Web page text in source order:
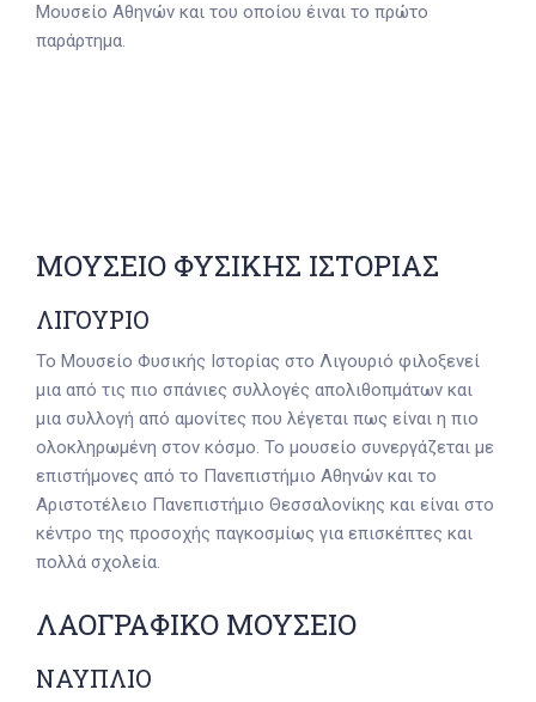
Μουσείο Αθηνών και του οποίου έιναι το πρώτο
παράρτημα.
ΜΟΥΣΕΙΟ ΦΥΣΙΚΗΣ ΙΣΤΟΡΙΑΣ
ΛΙΓΟΥΡΙΟ
Το Μουσείο Φυσικής Ιστορίας στο Λιγουριό φιλοξενεί
μια από τις πιο σπάνιες συλλογές απολιθοπμάτων και
μια συλλογή από αμονίτες που λέγεται πως είναι η πιο
ολοκληρωμένη στον κόσμο. Το μουσείο συνεργάζεται με
επιστήμονες από το Πανεπιστήμιο Αθηνών και το
Αριστοτέλειο Πανεπιστήμιο Θεσσαλονίκης και είναι στο
κέντρο της προσοχής παγκοσμίως για επισκέπτες και
πολλά σχολεία.
ΛΑΟΓΡΑΦΙΚΟ ΜΟΥΣΕΙΟ
ΝΑΥΠΛΙΟ